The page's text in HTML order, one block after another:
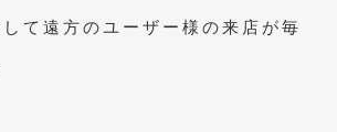
て遠方のユーザー様の来店が毎